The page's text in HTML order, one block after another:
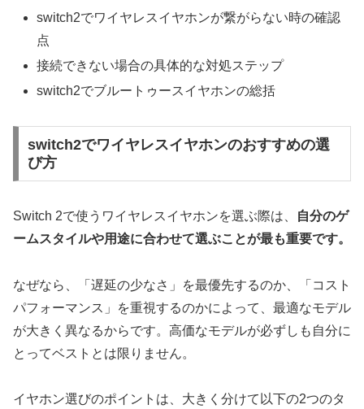
switch2でワイヤレスイヤホンが繋がらない時の確認
点
接続できない場合の具体的な対処ステップ
switch2でブルートゥースイヤホンの総括
switch2でワイヤレスイヤホンのおすすめの選
び方
Switch 2で使うワイヤレスイヤホンを選ぶ際は、
自分のゲ
ームスタイルや用途に合わせて選ぶことが最も重要です。
なぜなら、「遅延の少なさ」を最優先するのか、「コスト
パフォーマンス」を重視するのかによって、最適なモデル
が大きく異なるからです。高価なモデルが必ずしも自分に
とってベストとは限りません。
イヤホン選びのポイントは、大きく分けて以下の2つのタ